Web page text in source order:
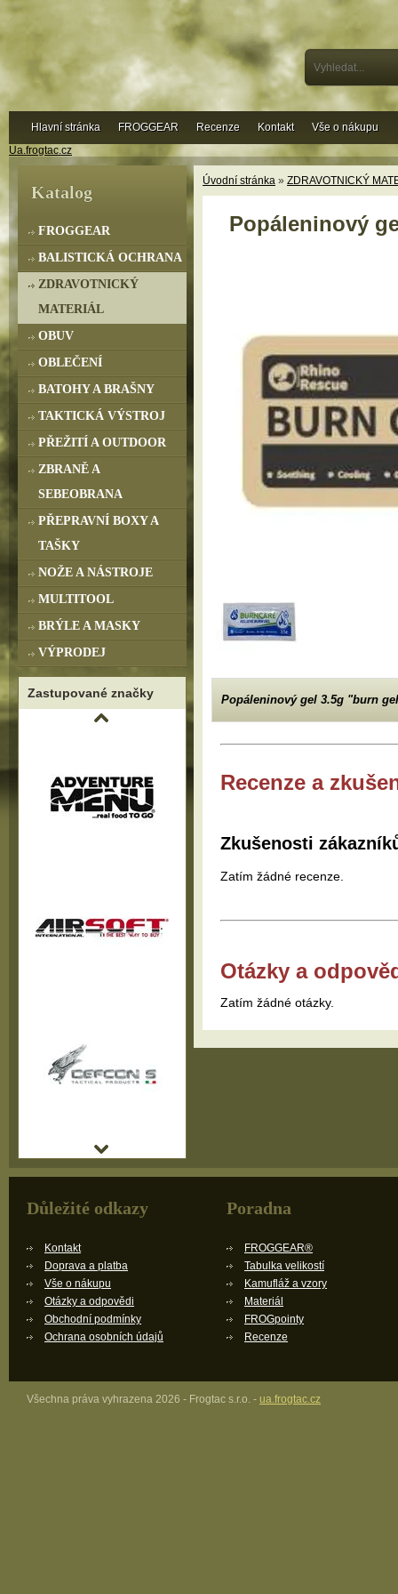
Ua.frogtac.cz
Úvodní stránka » ZDRAVOTNICKÝ
Popáleninový
Popáleninový gel 3.5g "burn
Recenze a
Zkušenosti
Zatím žádné recenze.
Otázky a
Zatím žádné otázky.
Katalog
FROGGEAR
BALISTICKÁ OCHRANA
ZDRAVOTNICKÝ
MATERIÁL
OBUV
OBLEČENÍ
BATOHY A BRAŠNY
TAKTICKÁ VÝSTROJ
PŘEŽITÍ A OUTDOOR
ZBRANĚ A
SEBEOBRANA
PŘEPRAVNÍ BOXY A
TAŠKY
NOŽE A NÁSTROJE
MULTITOOL
BRÝLE A MASKY
VÝPRODEJ
Zastupované značky
Hlavní stránka FROGGEAR Recenze Kontakt Vše o nákupu
Důležité odkazy
Kontakt
Doprava a platba
Vše o nákupu
Otázky a odpovědi
Obchodní podmínky
Ochrana osobních údajů
Poradna
FROGGEAR®
Tabulka velikostí
Kamufláž a vzory
Materiál
FROGpointy
Recenze
Všechna práva vyhrazena 2026 - Frogtac s.r.o. - ua.frogtac.cz